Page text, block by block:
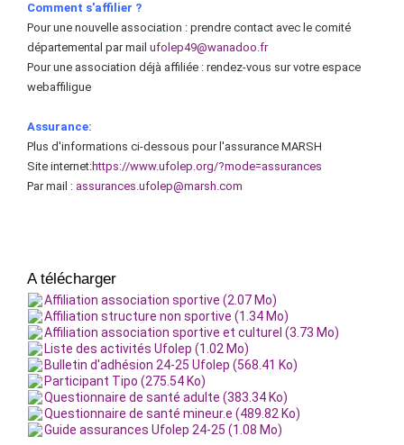
Comment s'affilier ?
Pour une nouvelle association : prendre contact avec le comité
départemental par mail ufolep49@wanadoo.fr
Pour une association déjà affiliée : rendez-vous sur votre espace
webaffiligue
Assurance:
Plus d'informations ci-dessous pour l'assurance MARSH
Site internet:https://www.ufolep.org/?mode=assurances
Par mail : assurances.ufolep@marsh.com
A télécharger
Affiliation association sportive (2.07 Mo)
Affiliation structure non sportive (1.34 Mo)
Affiliation association sportive et culturel (3.73 Mo)
Liste des activités Ufolep (1.02 Mo)
Bulletin d'adhésion 24-25 Ufolep (568.41 Ko)
Participant Tipo (275.54 Ko)
Questionnaire de santé adulte (383.34 Ko)
Questionnaire de santé mineur.e (489.82 Ko)
Guide assurances Ufolep 24-25 (1.08 Mo)